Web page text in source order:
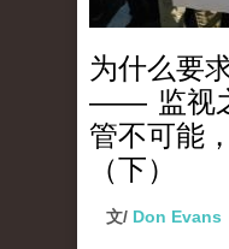
为什么要
—— 监视
管不可能
（下）
文/ Don Evans